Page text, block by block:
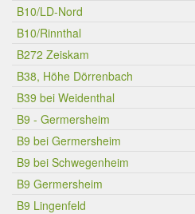
B10/LD-Nord
B10/Rinnthal
B272 Zeiskam
B38, Höhe Dörrenbach
B39 bei Weidenthal
B9 - Germersheim
B9 bei Germersheim
B9 bei Schwegenheim
B9 Germersheim
B9 Lingenfeld